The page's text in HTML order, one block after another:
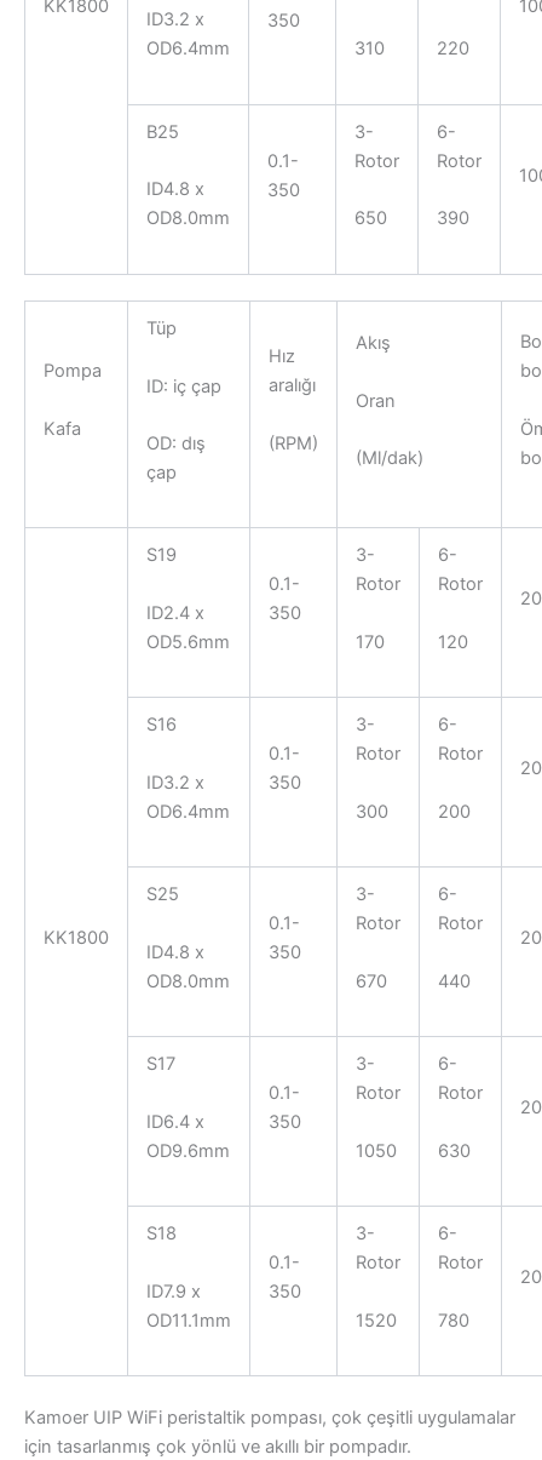
KK1800
ID3.2 x
OD6.4mm
350
310 220
B25
ID4.8 x
OD8.0mm
0.1-
350
3-
Rotor
650
6-
Rotor
390
Pompa
Kafa
Tüp
ID: iç çap
OD: dış
çap
Hız
aralığı
(RPM)
Akış
Oran
(Ml/dak)
KK1800
S19
ID2.4 x
OD5.6mm
0.1-
350
3-
Rotor
170
6-
Rotor
120
S16
ID3.2 x
OD6.4mm
0.1-
350
3-
Rotor
300
6-
Rotor
200
S25
ID4.8 x
OD8.0mm
0.1-
350
3-
Rotor
670
6-
Rotor
440
S17
ID6.4 x
OD9.6mm
0.1-
350
3-
Rotor
1050
6-
Rotor
630
S18
ID7.9 x
OD11.1mm
0.1-
350
3-
Rotor
1520
6-
Rotor
780
Kamoer UIP WiFi peristaltik pompası, çok çeşitli uygulamalar
için tasarlanmış çok yönlü ve akıllı bir pompadır.